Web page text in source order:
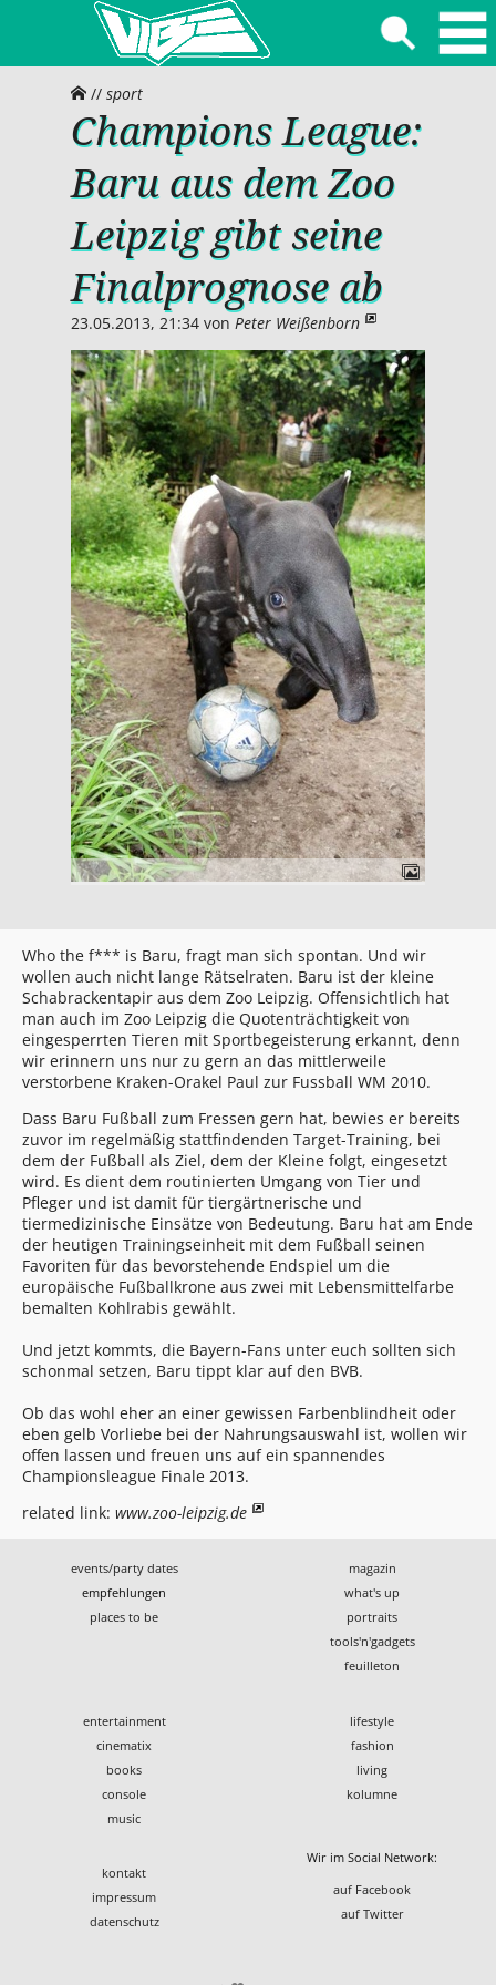
// sport
Champions League:
Baru aus dem Zoo
Leipzig gibt seine
Finalprognose ab
23.05.2013, 21:34 von Peter Weißenborn
Who the f*** is Baru, fragt man sich spontan. Und wir
wollen auch nicht lange Rätselraten. Baru ist der kleine
Schabrackentapir aus dem Zoo Leipzig. Offensichtlich hat
man auch im Zoo Leipzig die Quotenträchtigkeit von
eingesperrten Tieren mit Sportbegeisterung erkannt, denn
wir erinnern uns nur zu gern an das mittlerweile
verstorbene Kraken-Orakel Paul zur Fussball WM 2010.
Dass Baru Fußball zum Fressen gern hat, bewies er bereits
zuvor im regelmäßig stattfindenden Target-Training, bei
dem der Fußball als Ziel, dem der Kleine folgt, eingesetzt
wird. Es dient dem routinierten Umgang von Tier und
Pfleger und ist damit für tiergärtnerische und
tiermedizinische Einsätze von Bedeutung. Baru hat am Ende
der heutigen Trainingseinheit mit dem Fußball seinen
Favoriten für das bevorstehende Endspiel um die
europäische Fußballkrone aus zwei mit Lebensmittelfarbe
bemalten Kohlrabis gewählt.
Und jetzt kommts, die Bayern-Fans unter euch sollten sich
schonmal setzen, Baru tippt klar auf den BVB.
Ob das wohl eher an einer gewissen Farbenblindheit oder
eben gelb Vorliebe bei der Nahrungsauswahl ist, wollen wir
offen lassen und freuen uns auf ein spannendes
Championsleague Finale 2013.
related link: www.zoo-leipzig.de
events/party dates
empfehlungen
places to be
magazin
what's up
portraits
tools'n'gadgets
feuilleton
entertainment
cinematix
books
console
music
lifestyle
fashion
living
kolumne
kontakt
impressum
datenschutz
Wir im Social Network:
auf Facebook
auf Twitter